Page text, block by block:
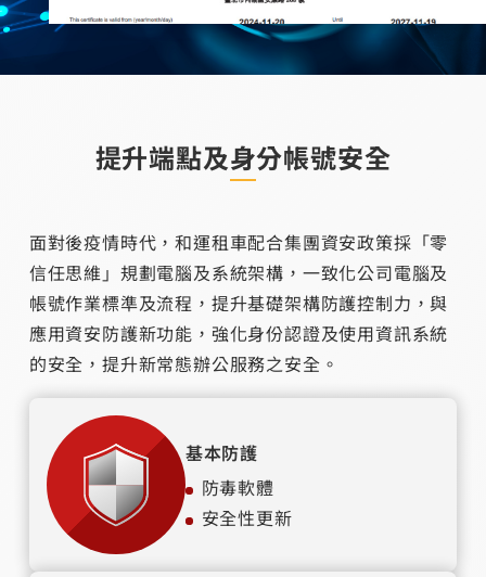
提升端點及身分帳號安全
面對後疫情時代，和運租車配合集團資安政策採「零
信任思維」規劃電腦及系統架構，一致化公司電腦及
帳號作業標準及流程，提升基礎架構防護控制力，與
應用資安防護新功能，強化身份認證及使用資訊系統
的安全，提升新常態辦公服務之安全。
基本防護
防毒軟體
安全性更新